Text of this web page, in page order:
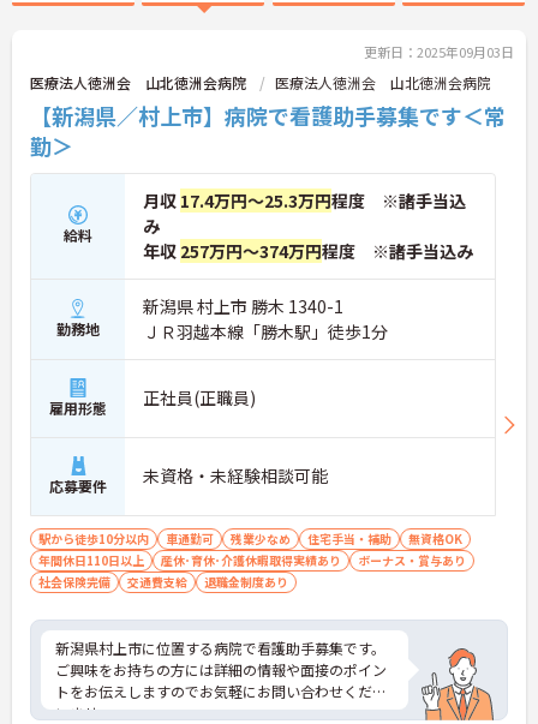
更新日：2025年09月03日
医療法人徳洲会 山北徳洲会病院 医療法人徳洲会 山北徳洲会病院
【新潟県／村上市】病院で看護助手募集です＜常
勤＞
給料
月収 17.4万円～25.3万円程度 ※諸手当込
み
年収 257万円～374万円程度 ※諸手当込み
勤務地
新潟県 村上市 勝木 1340-1
ＪＲ羽越本線「勝木駅」徒歩1分
雇用形態 正社員(正職員)
応募要件 未資格・未経験相談可能
駅から徒歩10分以内 車通勤可 残業少なめ 住宅手当・補助
無資格OK
年間休日110日以上
産休･育休･介護休暇取得実績あり
ボーナス・賞与あり
社会保険完備
交通費支給 退職金制度あり
新潟県村上市に位置する病院で看護助手募集です。
ご興味をお持ちの方には詳細の情報や面接のポイン
トをお伝えしますのでお気軽にお問い合わせくださ
いませ。